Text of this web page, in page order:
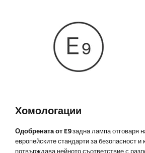
Хомологации
Одобрената от E9задна лампа отговаря
европейските стандарти за безопасност и